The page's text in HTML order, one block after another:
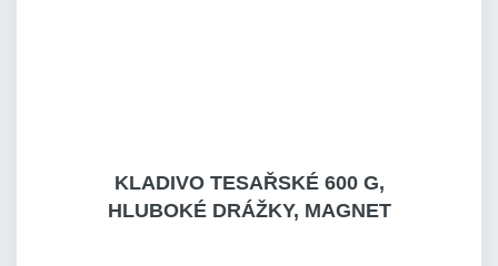
KLADIVO TESAŘSKÉ 600 G,
HLUBOKÉ DRÁŽKY, MAGNET